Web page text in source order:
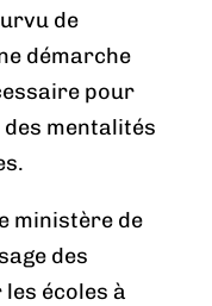
de
démarche
pour
mentalités
ministère de
des
écoles à